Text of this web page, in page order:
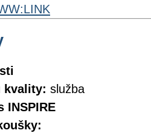
kvality: služba
INSPIRE